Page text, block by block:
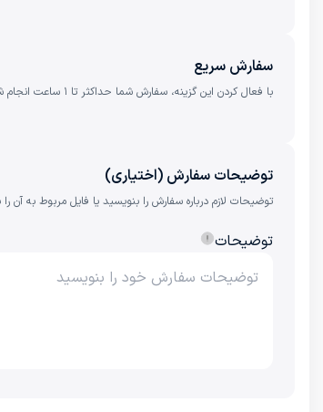
سفارش سریع
با فعال کردن این گزینه، سفارش شما حداکثر تا ۱ ساعت انجام شده و ٪1 کارمزد بیشتر به مبلغ نهایی اضافه می‌شود.
توضیحات سفارش (اختیاری)
توضیحات لازم درباره سفارش را بنویسید یا فایل مربوط به آن را
توضیحات